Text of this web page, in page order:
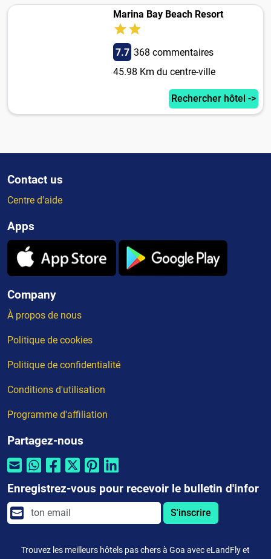
Marina Bay Beach Resort
7.7 368 commentaires
45.98 Km du centre-ville
Rechercher hôtel ->
Contact us
Centre d'aide
Apps
Company
À propos de nous
Politique de cookies
Politique de confidentialité
Conditions d'utilisation
Programme d'affiliation
Partagez-nous
Enregistrez-vous pour recevoir le bulletin d'infor
S'inscrire
Trouvez les meilleurs hôtels pas chers à Goa avec eLandFly et